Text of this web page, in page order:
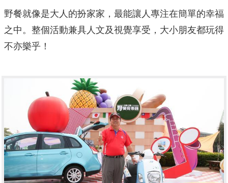
野餐就像是大人的扮家家，最能讓人專注在簡單的幸福
之中。整個活動兼具人文及視覺享受，大小朋友都玩得
不亦樂乎！